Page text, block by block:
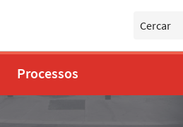
Cercar
Processos